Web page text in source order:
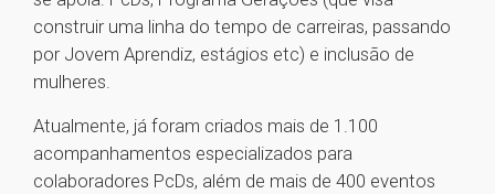
construir uma linha do tempo de carreiras, passando
por Jovem Aprendiz, estágios etc) e inclusão de
mulheres.
Atualmente, já foram criados mais de 1.100
acompanhamentos especializados para
colaboradores PcDs, além de mais de 400 eventos